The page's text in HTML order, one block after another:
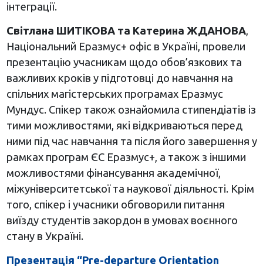
інтеграції.
Світлана ШИТІКОВА та Катерина ЖДАНОВА,
Національний Еразмус+ офіс в Україні, провели
презентацію учасникам щодо обов’язкових та
важливих кроків у підготовці до навчання на
спільних магістерських програмах Еразмус
Мундус. Спікер також ознайомила стипендіатів із
тими можливостями, які відкриваються перед
ними під час навчання та після його завершення у
рамках програм ЄС Еразмус+, а також з іншими
можливостями фінансування академічної,
міжуніверситетської та наукової діяльності. Крім
того, спікер і учасники обговорили питання
виїзду студентів закордон в умовах воєнного
стану в Україні.
Презентація “Pre-departure Orientation